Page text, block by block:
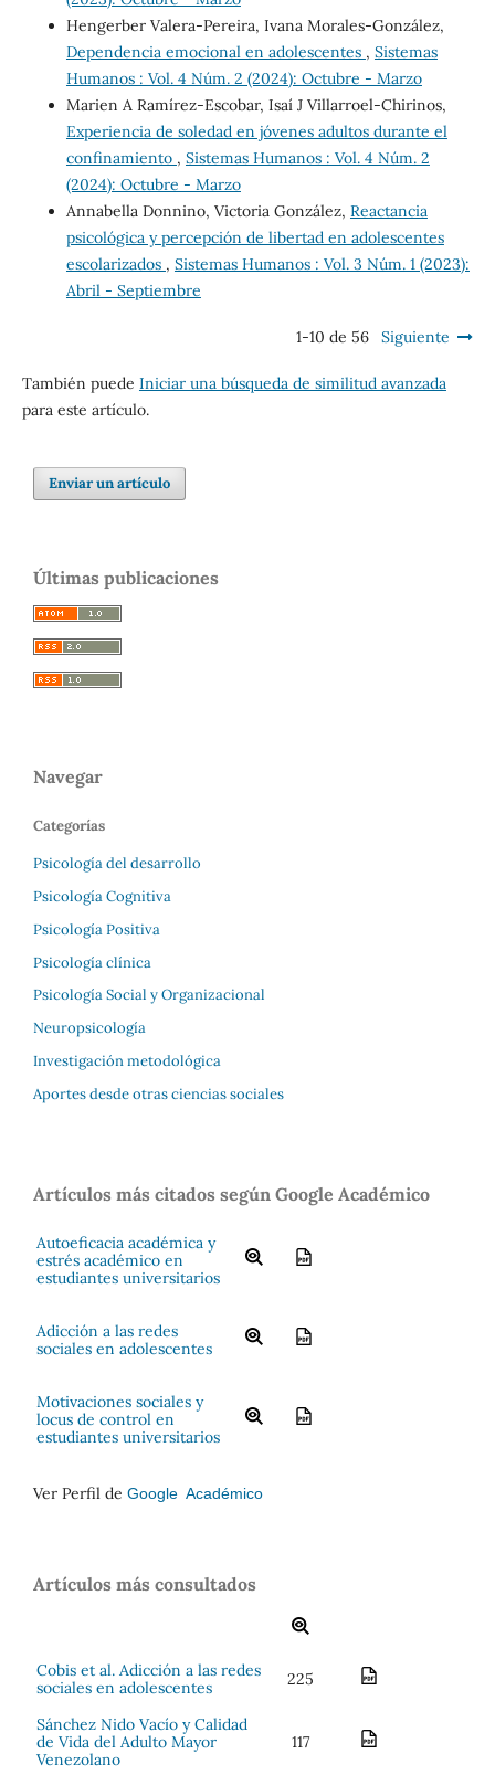
Hengerber Valera-Pereira, Ivana Morales-González,
Dependencia emocional en adolescentes , Sistemas
Humanos : Vol. 4 Núm. 2 (2024): Octubre - Marzo
Marien A Ramírez-Escobar, Isaí J Villarroel-Chirinos,
Experiencia de soledad en jóvenes adultos durante el
confinamiento , Sistemas Humanos : Vol. 4 Núm. 2
(2024): Octubre - Marzo
Annabella Donnino, Victoria González, Reactancia
psicológica y percepción de libertad en adolescentes
escolarizados , Sistemas Humanos : Vol. 3 Núm. 1 (2023):
Abril - Septiembre
1-10 de 56 Siguiente
También puede Iniciar una búsqueda de similitud avanzada
para este artículo.
Enviar un artículo
Últimas publicaciones
Navegar
Categorías
Psicología del desarrollo
Psicología Cognitiva
Psicología Positiva
Psicología clínica
Psicología Social y Organizacional
Neuropsicología
Investigación metodológica
Aportes desde otras ciencias sociales
Artículos más citados según Google Académico
Autoeficacia académica y
estrés académico en
estudiantes universitarios
Adicción a las redes
sociales en adolescentes
Motivaciones sociales y
locus de control en
estudiantes universitarios
Ver Perfil de Google Académico
Artículos más consultados
Cobis et al. Adicción a las redes
sociales en adolescentes
225
Sánchez Nido Vacío y Calidad
de Vida del Adulto Mayor
Venezolano
117